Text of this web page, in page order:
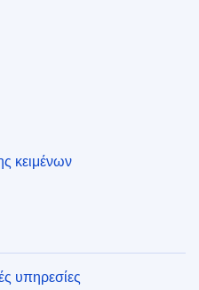
κειμένων
υπηρεσίες